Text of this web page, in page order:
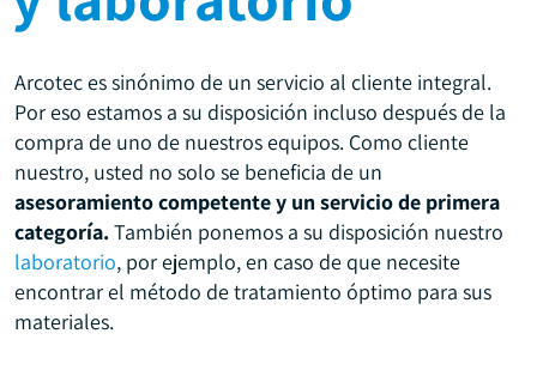
Arcotec es sinónimo de un servicio al cliente integral.
Por eso estamos a su disposición incluso después de la
compra de uno de nuestros equipos. Como cliente
nuestro, usted no solo se beneficia de un
asesoramiento competente y un servicio de primera
categoría.También ponemos a su disposición nuestro
laboratorio, por ejemplo, en caso de que necesite
encontrar el método de tratamiento óptimo para sus
materiales.